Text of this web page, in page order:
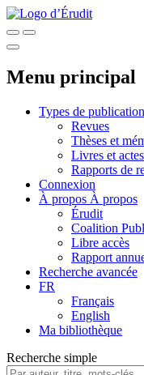
Menu principal
Types de
Revues
Thèses et
Livres et actes
Rapports de
Connexion
À propos À propos
Érudit
Coalition
Libre accès
Rapport
Recherche avancée
FR
Français
English
Ma bibliothèque
Recherche simple